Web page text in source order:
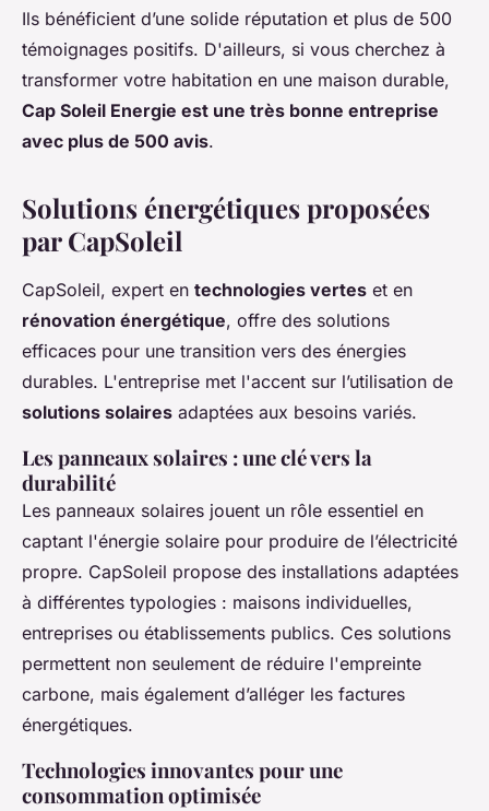
Ils bénéficient d’une solide réputation et plus de 500
témoignages positifs. D'ailleurs, si vous cherchez à
transformer votre habitation en une maison durable,
Cap Soleil Energie est une très bonne entreprise
avec plus de 500 avis.
Solutions énergétiques proposées
par CapSoleil
CapSoleil, expert en technologies vertes et en
rénovation énergétique, offre des solutions
efficaces pour une transition vers des énergies
durables. L'entreprise met l'accent sur l’utilisation de
solutions solaires adaptées aux besoins variés.
Les panneaux solaires : une clé vers la
durabilité
Les panneaux solaires jouent un rôle essentiel en
captant l'énergie solaire pour produire de l’électricité
propre. CapSoleil propose des installations adaptées
à différentes typologies : maisons individuelles,
entreprises ou établissements publics. Ces solutions
permettent non seulement de réduire l'empreinte
carbone, mais également d’alléger les factures
énergétiques.
Technologies innovantes pour une
consommation optimisée